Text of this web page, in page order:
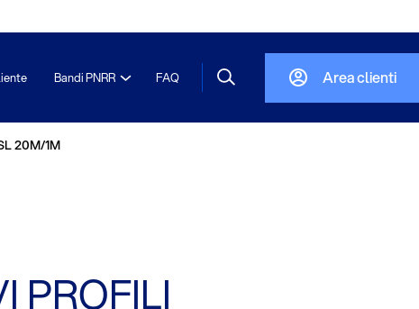
Bandi PNRR FAQ Area clienti
20M/1M
PROFILI